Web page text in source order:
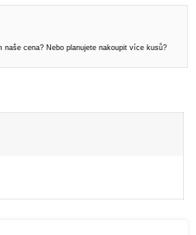
cena? Nebo planujete nakoupit více kusů?